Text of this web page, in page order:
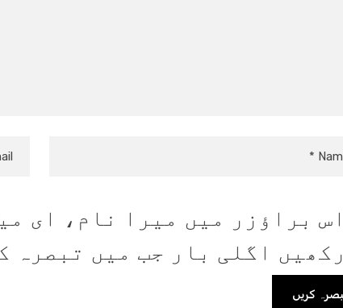
اس براؤزر میں میرا نام، ای
رکھیں اگلی بار جب میں تبصرہ